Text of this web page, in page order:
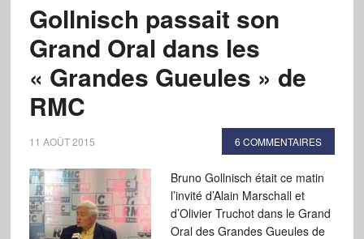
Gollnisch passait son
Grand Oral dans les
« Grandes Gueules » de
RMC
11 AOÛT 2015 6 COMMENTAIRES
Bruno Gollnisch était ce matin
l’invité d’Alain Marschall et
d’Olivier Truchot dans le Grand
Oral des Grandes Gueules de